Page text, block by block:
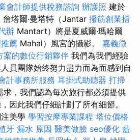
會計師提供稅務諮詢 辦護照 建於
塔爾·曼塔特（Jantar 撥筋創業指
辦 Mantart）將是夏威爾·瑪哈爾
薦 Mahal）風宮的攝影。 嘉義徵
案的數位行銷夥伴 我們為我們經驗
員團隊始終努力盡力而為而感到自
計事務所服務 耳掛式助聽器 打掃
求，我們認為每次旅行都必須提供
因此我們仔細計劃了所有細節。
美學 學習按摩專業課程 塔位價格
牙 漏水 原因 醫美做臉 seo優化 藍